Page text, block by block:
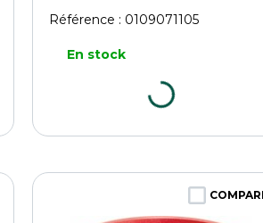
Référence : 0109071105
En stock